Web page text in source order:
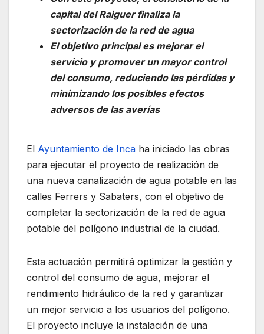
capital del Raiguer finaliza la
sectorización de la red de agua
El objetivo principal es mejorar el
servicio y promover un mayor control
del consumo, reduciendo las pérdidas y
minimizando los posibles efectos
adversos de las averías
El Ayuntamiento de Inca ha iniciado las obras
para ejecutar el proyecto de realización de
una nueva canalización de agua potable en las
calles Ferrers y Sabaters, con el objetivo de
completar la sectorización de la red de agua
potable del polígono industrial de la ciudad.
Esta actuación permitirá optimizar la gestión y
control del consumo de agua, mejorar el
rendimiento hidráulico de la red y garantizar
un mejor servicio a los usuarios del polígono.
El proyecto incluye la instalación de una